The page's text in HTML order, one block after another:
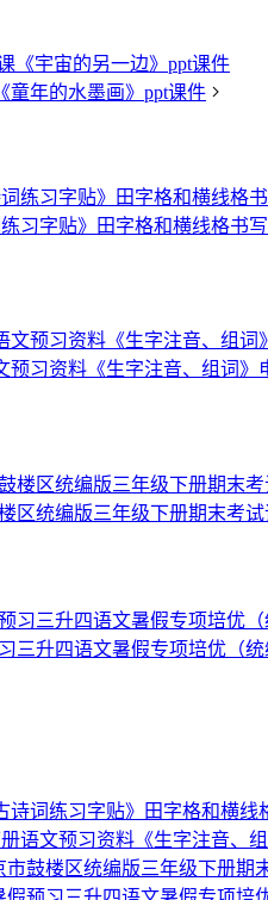
《宇宙的另一边》ppt课件
童年的水墨画》ppt课件
习字贴》田字格和横线格书
预习资料《生字注音、组词》
区统编版三年级下册期末考
三升四语文暑假专项培优（
诗词练习字贴》田字格和横线
语文预习资料《生字注音、
市鼓楼区统编版三年级下册期